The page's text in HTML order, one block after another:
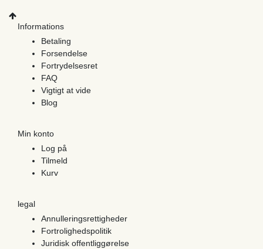
Informations
Betaling
Forsendelse
Fortrydelsesret
FAQ
Vigtigt at vide
Blog
Min konto
Log på
Tilmeld
Kurv
legal
Annulleringsrettigheder
Fortrolighedspolitik
Juridisk offentliggørelse